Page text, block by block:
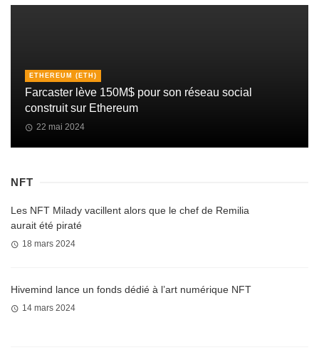
ETHEREUM (ETH)
Farcaster lève 150M$ pour son réseau social
construit sur Ethereum
22 mai 2024
NFT
Les NFT Milady vacillent alors que le chef de Remilia
aurait été piraté
18 mars 2024
Hivemind lance un fonds dédié à l’art numérique NFT
14 mars 2024